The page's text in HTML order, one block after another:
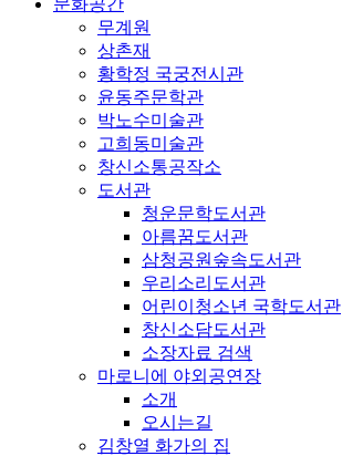
무계원
상촌재
황학정 국궁전시관
윤동주문학관
박노수미술관
고희동미술관
창신소통공작소
도서관
청운문학도서관
아름꿈도서관
삼청공원숲속도서관
우리소리도서관
어린이청소년 국학도서관
창신소담도서관
소장자료 검색
마로니에 야외공연장
소개
오시는길
김창열 화가의 집